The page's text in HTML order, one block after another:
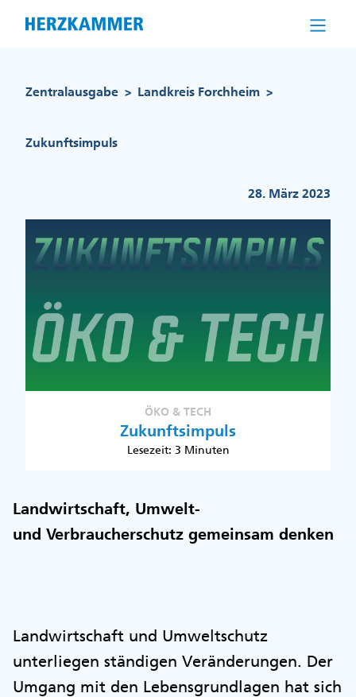
Zentralausgabe > Landkreis Forchheim >
Zukunftsimpuls
28. März 2023
ÖKO & TECH
Zukunftsimpuls
Lesezeit: 3 Minuten
Landwirtschaft, Umwelt-
und Verbraucherschutz gemeinsam denken
Landwirtschaft und Umweltschutz
unterliegen ständigen Veränderungen. Der
Umgang mit den Lebensgrundlagen hat sich